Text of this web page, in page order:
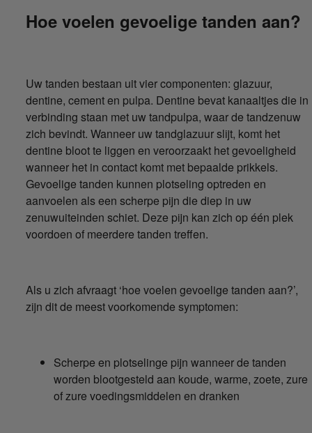
Hoe voelen gevoelige tanden aan?
Uw tanden bestaan uit vier componenten: glazuur,
dentine, cement en pulpa. Dentine bevat kanaaltjes die in
verbinding staan met uw tandpulpa, waar de tandzenuw
zich bevindt. Wanneer uw tandglazuur slijt, komt het
dentine bloot te liggen en veroorzaakt het gevoeligheid
wanneer het in contact komt met bepaalde prikkels.
Gevoelige tanden kunnen plotseling optreden en
aanvoelen als een scherpe pijn die diep in uw
zenuwuiteinden schiet. Deze pijn kan zich op één plek
voordoen of meerdere tanden treffen.
Als u zich afvraagt ‘hoe voelen gevoelige tanden aan?’,
zijn dit de meest voorkomende symptomen:
Scherpe en plotselinge pijn wanneer de tanden
worden blootgesteld aan koude, warme, zoete, zure
of zure voedingsmiddelen en dranken